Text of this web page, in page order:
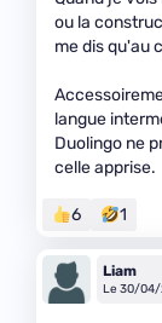
ou la
me dis qu'au
langue
Duolingo ne
celle apprise.
6 1
Liam
Le 30/04/